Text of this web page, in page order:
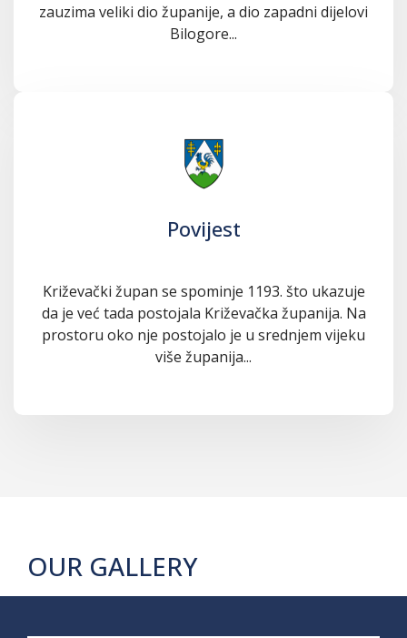
zauzima veliki dio županije, a dio zapadni dijelovi
Bilogore...
Povijest
Križevački župan se spominje 1193. što ukazuje
da je već tada postojala Križevačka županija. Na
prostoru oko nje postojalo je u srednjem vijeku
više županija...
OUR GALLERY